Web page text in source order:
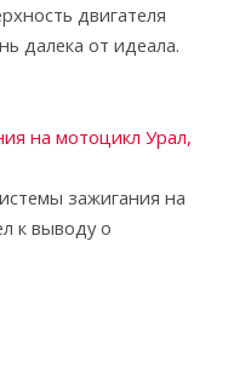
двигателя
далека от идеала.
на мотоцикл Урал,
зажигания на
к выводу о